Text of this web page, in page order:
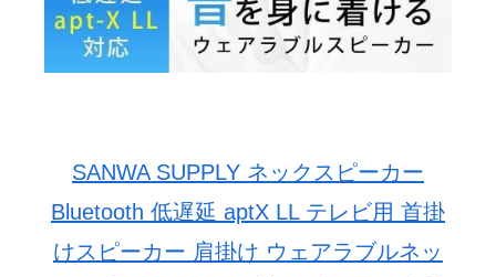
SANWA SUPPLY ネックスピーカー
Bluetooth 低遅延 aptX LL テレビ用 首掛
けスピーカー 肩掛け ウェアラブルネッ